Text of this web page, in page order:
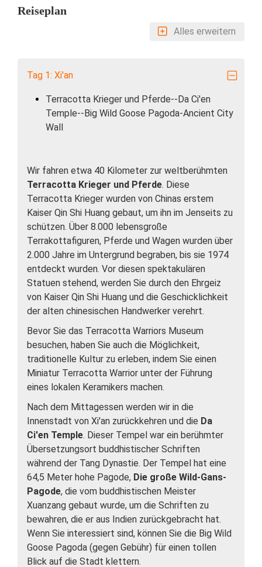
Reiseplan
Alles erweitern
Tag 1: Xi'an
Terracotta Krieger und Pferde--Da Ci'en
Temple--Big Wild Goose Pagoda-Ancient City
Wall
Wir fahren etwa 40 Kilometer zur weltberühmten
Terracotta Krieger und Pferde. Diese
Terracotta Krieger wurden von Chinas erstem
Kaiser Qin Shi Huang gebaut, um ihn im Jenseits zu
schützen. Über 8.000 lebensgroße
Terrakottafiguren, Pferde und Wagen wurden über
2.000 Jahre im Untergrund begraben, bis sie 1974
entdeckt wurden. Vor diesen spektakulären
Statuen stehend, werden Sie durch den Ehrgeiz
von Kaiser Qin Shi Huang und die Geschicklichkeit
der alten chinesischen Handwerker verehrt.
Bevor Sie das Terracotta Warriors Museum
besuchen, haben Sie auch die Möglichkeit,
traditionelle Kultur zu erleben, indem Sie einen
Miniatur Terracotta Warrior unter der Führung
eines lokalen Keramikers machen.
Nach dem Mittagessen werden wir in die
Innenstadt von Xi'an zurückkehren und die Da
Ci'en Temple. Dieser Tempel war ein berühmter
Übersetzungsort buddhistischer Schriften
während der Tang Dynastie. Der Tempel hat eine
64,5 Meter hohe Pagode, Die große Wild-Gans-
Pagode, die vom buddhistischen Meister
Xuanzang gebaut wurde, um die Schriften zu
bewahren, die er aus Indien zurückgebracht hat.
Wenn Sie interessiert sind, können Sie die Big Wild
Goose Pagoda (gegen Gebühr) für einen tollen
Blick auf die Stadt klettern.